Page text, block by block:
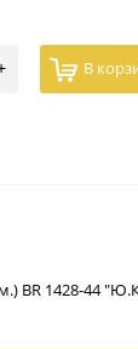
В
BR 1428-44